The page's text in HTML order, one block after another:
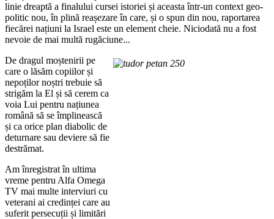
linie dreaptă a finalului cursei istoriei și aceasta într-un context geo-
politic nou, în plină reașezare în care, și o spun din nou, raportarea
fiecărei națiuni la Israel este un element cheie. Niciodată nu a fost
nevoie de mai multă rugăciune...
De dragul moștenirii pe
care o lăsăm copiilor și
nepoților noștri trebuie să
strigăm la El și să cerem ca
voia Lui pentru națiunea
română să se împlinească
și ca orice plan diabolic de
deturnare sau deviere să fie
destrămat.
Am înregistrat în ultima
vreme pentru Alfa Omega
TV mai multe interviuri cu
veterani ai credinței care au
suferit persecuții și limitări